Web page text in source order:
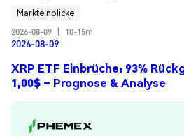
Markteinblicke
2026-08-09
10-15m
2026-08-09
XRP ETF Einbrüche: 93%
1,00$ – Prognose & Analyse